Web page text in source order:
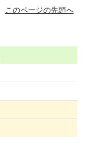
このページの先頭へ